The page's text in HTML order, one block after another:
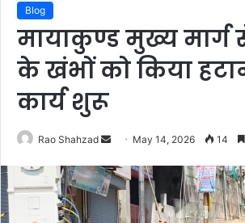
Blog
मायाकुण्ड मुख्य मार्ग
के खंभों को किया
कार्य शुरू
Rao Shahzad
Send
email
May 14, 2026 14